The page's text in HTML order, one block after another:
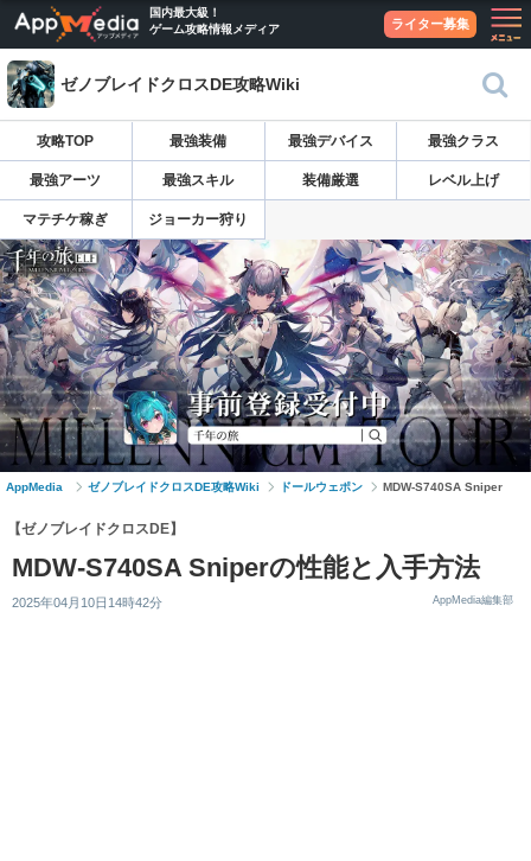
国内最大級！
ゲーム攻略情報メディア
ライター募集
ゼノブレイドクロスDE攻略Wiki
攻略TOP 最強装備 最強デバイス 最強クラス
最強アーツ 最強スキル 装備厳選 レベル上げ
マテチケ稼ぎ ジョーカー狩り
AppMedia ゼノブレイドクロスDE攻略Wiki ドールウェポン MDW-S740SA Sniper
【ゼノブレイドクロスDE】
MDW-S740SA Sniperの性能と入手方法
2025年04月10日14時42分 AppMedia編集部